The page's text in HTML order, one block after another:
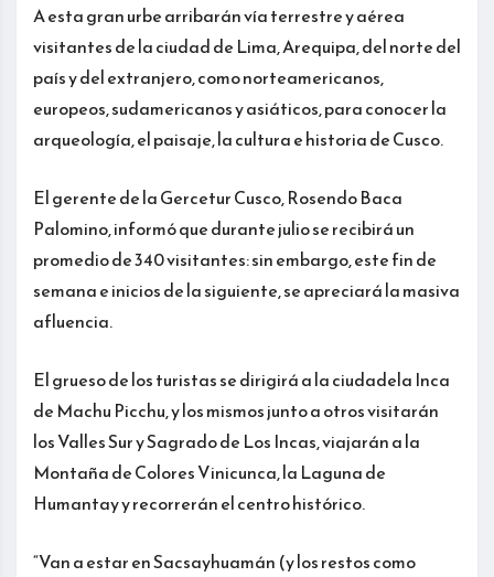
A esta gran urbe arribarán vía terrestre y aérea
visitantes de la ciudad de Lima, Arequipa, del norte del
país y del extranjero, como norteamericanos,
europeos, sudamericanos y asiáticos, para conocer la
arqueología, el paisaje, la cultura e historia de Cusco.
El gerente de la Gercetur Cusco, Rosendo Baca
Palomino, informó que durante julio se recibirá un
promedio de 340 visitantes: sin embargo, este fin de
semana e inicios de la siguiente, se apreciará la masiva
afluencia.
El grueso de los turistas se dirigirá a la ciudadela Inca
de Machu Picchu, y los mismos junto a otros visitarán
los Valles Sur y Sagrado de Los Incas, viajarán a la
Montaña de Colores Vinicunca, la Laguna de
Humantay y recorrerán el centro histórico.
“Van a estar en Sacsayhuamán (y los restos como